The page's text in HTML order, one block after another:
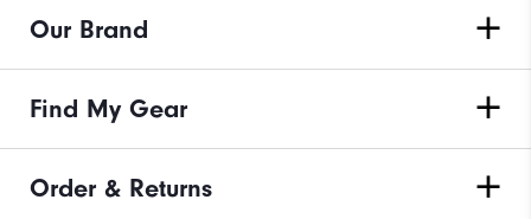
Our Brand
Find My Gear
Order & Returns